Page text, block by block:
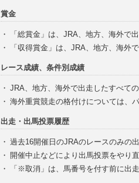
賞金
・
「総賞金」は、JRA、地方、海外で
・
「収得賞金」は、JRA、地方、海外
レース成績、条件別成績
・ JRA、地方、海外で出走したすべて
・ 海外重賞競走の格付けについては、
出走・出馬投票履歴
・ 過去16開催日のJRAのレースのみの
・ 開催中止などにより出馬投票をやり
・
「※取消」は、馬番号を付す前に出